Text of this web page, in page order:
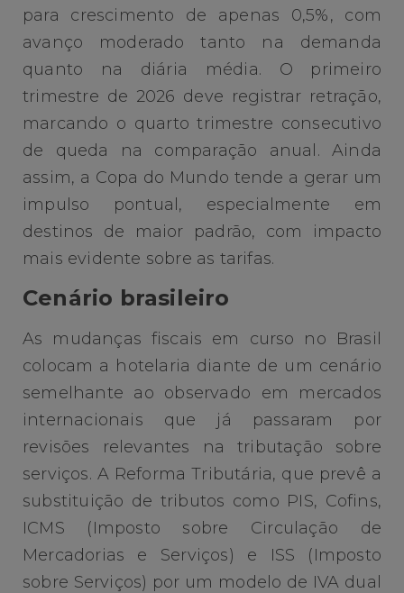
para crescimento de apenas 0,5%, com
avanço moderado tanto na demanda
quanto na diária média. O primeiro
trimestre de 2026 deve registrar retração,
marcando o quarto trimestre consecutivo
de queda na comparação anual. Ainda
assim, a Copa do Mundo tende a gerar um
impulso pontual, especialmente em
destinos de maior padrão, com impacto
mais evidente sobre as tarifas.
Cenário brasileiro
As mudanças fiscais em curso no Brasil
colocam a hotelaria diante de um cenário
semelhante ao observado em mercados
internacionais que já passaram por
revisões relevantes na tributação sobre
serviços. A Reforma Tributária, que prevê a
substituição de tributos como PIS, Cofins,
ICMS (Imposto sobre Circulação de
Mercadorias e Serviços) e ISS (Imposto
sobre Serviços) por um modelo de IVA dual